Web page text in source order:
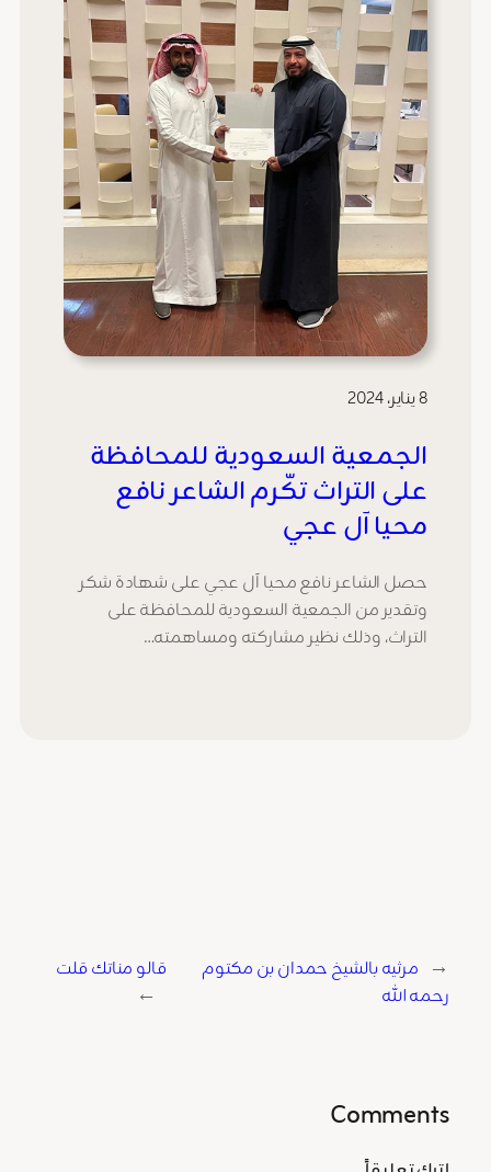
8 يناير، 2024
الجمعية السعودية للمحافظة
على التراث تكّرم الشاعر نافع
محيا آل عجي
حصل الشاعر نافع محيا آل عجي على شهادة شكر
وتقدير من الجمعية السعودية للمحافظة على
التراث، وذلك نظير مشاركته ومساهمته…
← مرثيه بالشيخ حمدان بن مكتوم
رحمه الله
قالو مناتك قلت
→
Comments